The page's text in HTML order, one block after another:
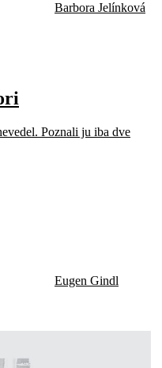
Barbora Jelínková
Poznali ju iba dve
Eugen Gindl